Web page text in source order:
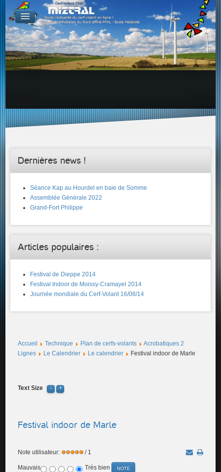
De par le monde
GALERIES
Galerie Photo
Galerie KAP
Galerie Vidéo
Proposer un lien sur votre site Web
Proposer un nouveau lien !
Dernières news !
Séance Kap au Hourdel en baie de Somme
Assemblée Générale 2022
Grand-Fort Philippe
Articles populaires :
Festival de Dieppe 2014
Festival Indoor de Moissy-Cramayel 2014
Journée mondiale du Cerf-Volant 16/08/14
Accueil Technique Plan de cerfs-volants
Acrobatiques 2
Lignes
Le Calendrier Le calendrier Festival indoor de Marle
Text Size
Festival indoor de Marle
Note utilisateur: / 1
Mauvais Très bien